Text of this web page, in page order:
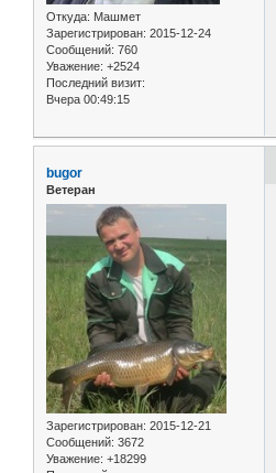
Откуда: Машмет
Зарегистрирован: 2015-12-24
Сообщений: 760
Уважение: +2524
Последний визит:
Вчера 00:49:15
bugor
Ветеран
Зарегистрирован: 2015-12-21
Сообщений: 3672
Уважение: +18299